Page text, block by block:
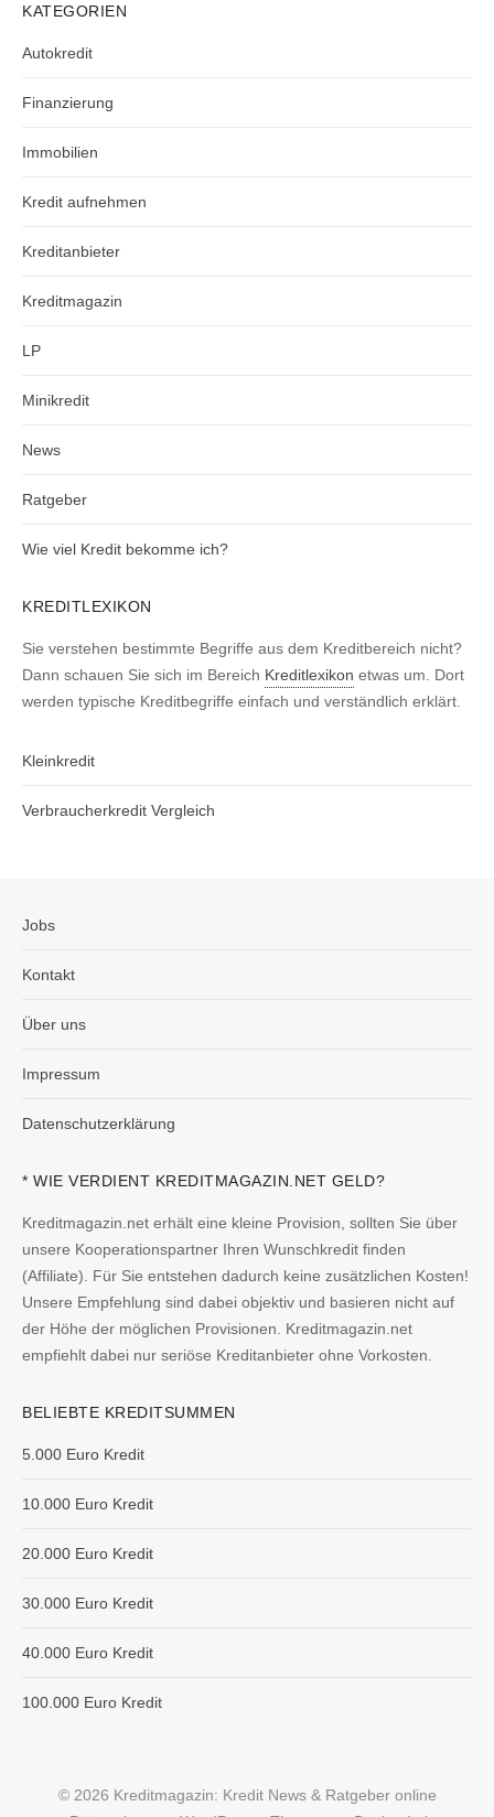
KATEGORIEN
Autokredit
Finanzierung
Immobilien
Kredit aufnehmen
Kreditanbieter
Kreditmagazin
LP
Minikredit
News
Ratgeber
Wie viel Kredit bekomme ich?
KREDITLEXIKON
Sie verstehen bestimmte Begriffe aus dem Kreditbereich nicht?
Dann schauen Sie sich im Bereich Kreditlexikon etwas um. Dort
werden typische Kreditbegriffe einfach und verständlich erklärt.
Kleinkredit
Verbraucherkredit Vergleich
Jobs
Kontakt
Über uns
Impressum
Datenschutzerklärung
* WIE VERDIENT KREDITMAGAZIN.NET GELD?
Kreditmagazin.net erhält eine kleine Provision, sollten Sie über
unsere Kooperationspartner Ihren Wunschkredit finden
(Affiliate). Für Sie entstehen dadurch keine zusätzlichen Kosten!
Unsere Empfehlung sind dabei objektiv und basieren nicht auf
der Höhe der möglichen Provisionen. Kreditmagazin.net
empfiehlt dabei nur seriöse Kreditanbieter ohne Vorkosten.
BELIEBTE KREDITSUMMEN
5.000 Euro Kredit
10.000 Euro Kredit
20.000 Euro Kredit
30.000 Euro Kredit
40.000 Euro Kredit
100.000 Euro Kredit
© 2026 Kreditmagazin: Kredit News & Ratgeber online